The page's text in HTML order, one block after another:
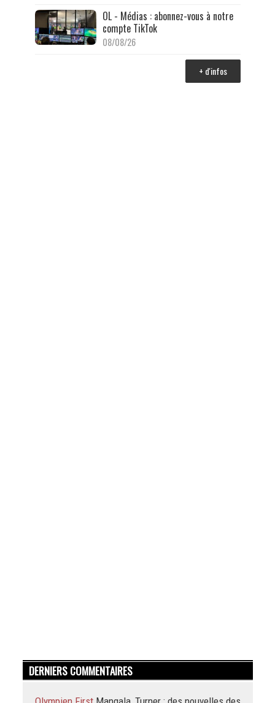
OL - Médias : abonnez-vous à notre
compte TikTok
08/08/26
+ d'infos
DERNIERS COMMENTAIRES